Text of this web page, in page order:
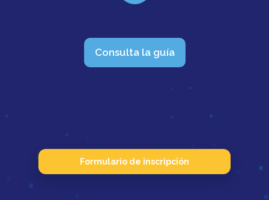
Consulta la guía
Formulario de inscripción